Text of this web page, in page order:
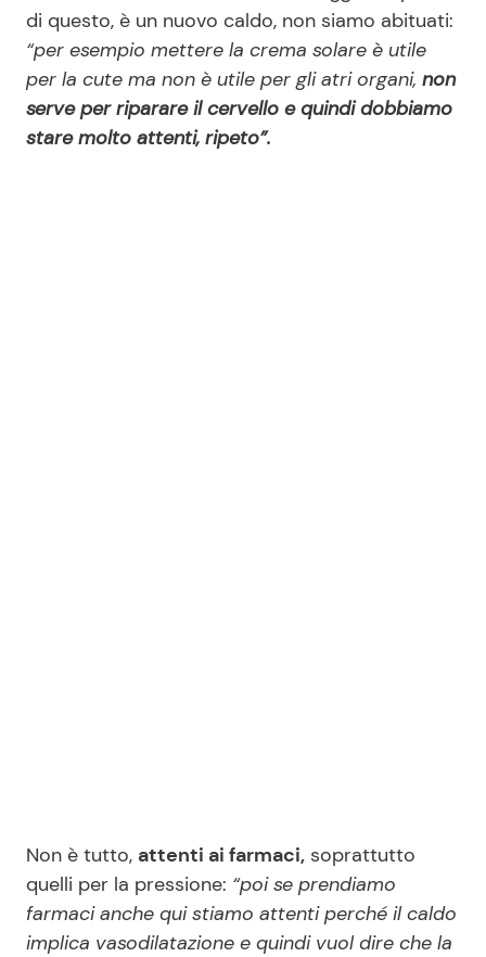
di questo, è un nuovo caldo, non siamo abituati:
“per esempio mettere la crema solare è utile
per la cute ma non è utile per gli atri organi, non
serve per riparare il cervello e quindi dobbiamo
stare molto attenti, ripeto”.
Non è tutto, attenti ai farmaci, soprattutto
quelli per la pressione: “poi se prendiamo
farmaci anche qui stiamo attenti perché il caldo
implica vasodilatazione e quindi vuol dire che la